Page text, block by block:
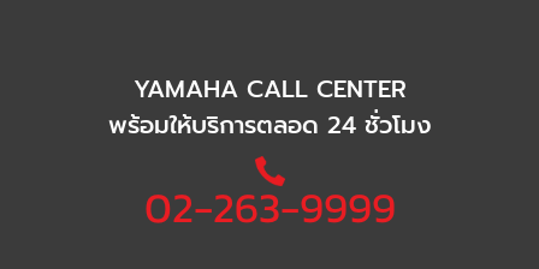
YAMAHA CALL CENTER
พร้อมให้บริการตลอด 24 ชั่วโมง
02-263-9999